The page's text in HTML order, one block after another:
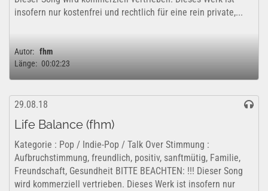
insofern nur kostenfrei und rechtlich für eine rein private,...
Autor: fhm
Länge: 00:02:23
29.08.18
Life Balance (fhm)
Kategorie : Pop / Indie-Pop / Talk Over Stimmung :
Aufbruchstimmung, freundlich, positiv, sanftmütig, Familie,
Freundschaft, Gesundheit BITTE BEACHTEN: !!! Dieser Song
wird kommerziell vertrieben. Dieses Werk ist insofern nur